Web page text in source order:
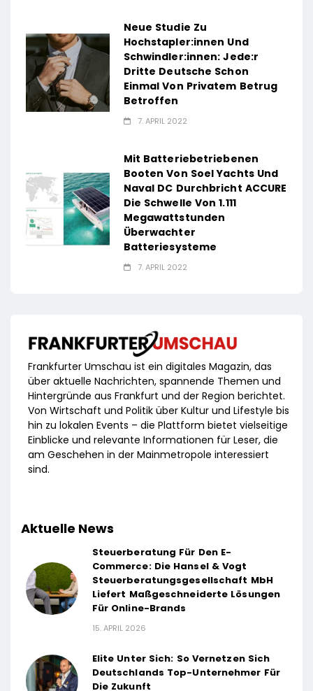
Neue Studie Zu
Hochstapler:innen Und
Schwindler:innen: Jede:r
Dritte Deutsche Schon
Einmal Von Privatem Betrug
Betroffen
7. APRIL 2022
Mit Batteriebetriebenen
Booten Von Soel Yachts Und
Naval DC Durchbricht ACCURE
Die Schwelle Von 1.111
Megawattstunden
Überwachter
Batteriesysteme
7. APRIL 2022
Frankfurter Umschau ist ein digitales Magazin, das
über aktuelle Nachrichten, spannende Themen und
Hintergründe aus Frankfurt und der Region berichtet.
Von Wirtschaft und Politik über Kultur und Lifestyle bis
hin zu lokalen Events – die Plattform bietet vielseitige
Einblicke und relevante Informationen für Leser, die
am Geschehen in der Mainmetropole interessiert
sind.
Aktuelle News
Steuerberatung Für Den E-
Commerce: Die Hansel & Vogt
Steuerberatungsgesellschaft MbH
Liefert Maßgeschneiderte Lösungen
Für Online-Brands
15. APRIL 2026
Elite Unter Sich: So Vernetzen Sich
Deutschlands Top-Unternehmer Für
Die Zukunft